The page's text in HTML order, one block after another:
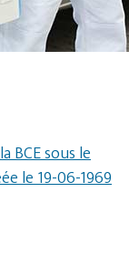
BCE sous le
le 19-06-1969